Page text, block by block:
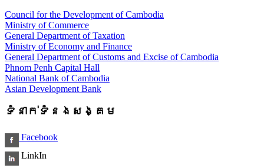
Council for the Development of Cambodia
Ministry of Commerce
General Department of Taxation
Ministry of Economy and Finance
General Department of Customs and Excise of Cambodia
Phnom Penh Capital Hall
National Bank of Cambodia
Asian Development Bank
ទំនាក់ទំនងសង្គម
Facebook
LinkIn